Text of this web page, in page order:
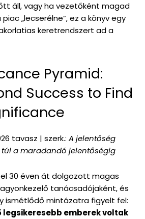
áll, vagy ha vezetőként magad
„lecserélne”, ez a könyv egy
keretrendszert ad a
Pyramid:
Success to Find
tavasz | szerk.: A jelentőség
a maradandó jelentőségig
30 éven át dolgozott magas
tanácsadójaként, és
ismétlődő mintázatra figyelt fel:
emberek voltak